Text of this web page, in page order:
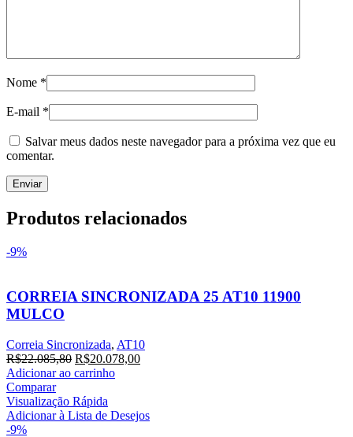
Nome *
E-mail *
Salvar meus dados neste navegador para a próxima vez que eu
comentar.
Produtos relacionados
-9%
CORREIA SINCRONIZADA 25 AT10 11900
MULCO
Correia Sincronizada, AT10
R$22.085,80 O
preço
era:
R$22.085,80.
R$20.078,00O
R$20.078,00.
Adicionar ao carrinho
Comparar
Visualização Rápida
Adicionar à Lista de Desejos
-9%